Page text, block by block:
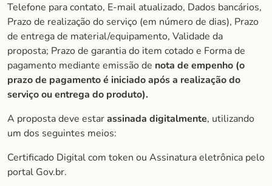
Telefone para contato, E-mail atualizado, Dados bancários,
Prazo de realização do serviço (em número de dias), Prazo
de entrega de material/equipamento, Validade da
proposta; Prazo de garantia do item cotado e Forma de
pagamento mediante emissão de nota de empenho (o
prazo de pagamento é iniciado após a realização do
serviço ou entrega do produto).
A proposta deve estarassinada digitalmente, utilizando
um dos seguintes meios:
Certificado Digital com token ou Assinatura eletrônica pelo
portal Gov.br.